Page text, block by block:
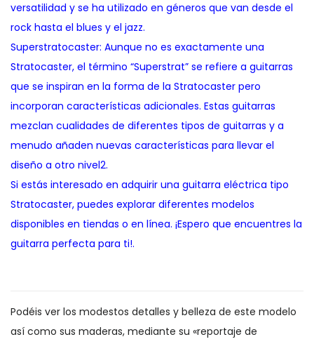
versatilidad y se ha utilizado en géneros que van desde el
rock hasta el blues y el jazz.
Superstratocaster: Aunque no es exactamente una
Stratocaster, el término “Superstrat” se refiere a guitarras
que se inspiran en la forma de la Stratocaster pero
incorporan características adicionales. Estas guitarras
mezclan cualidades de diferentes tipos de guitarras y a
menudo añaden nuevas características para llevar el
diseño a otro nivel2.
Si estás interesado en adquirir una guitarra eléctrica tipo
Stratocaster, puedes explorar diferentes modelos
disponibles en tiendas o en línea. ¡Espero que encuentres la
guitarra perfecta para ti!.
Podéis ver los modestos detalles y belleza de este modelo
así como sus maderas, mediante su «reportaje de